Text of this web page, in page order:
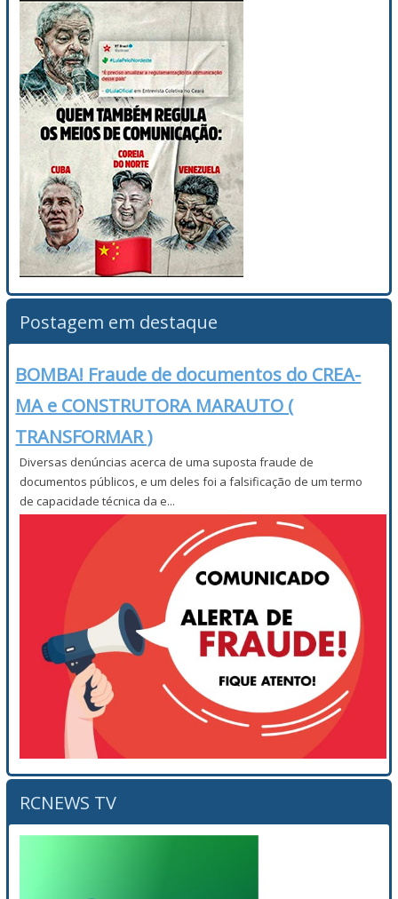
Postagem em destaque
BOMBA! Fraude de documentos do CREA-
MA e CONSTRUTORA MARAUTO (
TRANSFORMAR )
Diversas denúncias acerca de uma suposta fraude de
documentos públicos, e um deles foi a falsificação de um termo
de capacidade técnica da e...
RCNEWS TV